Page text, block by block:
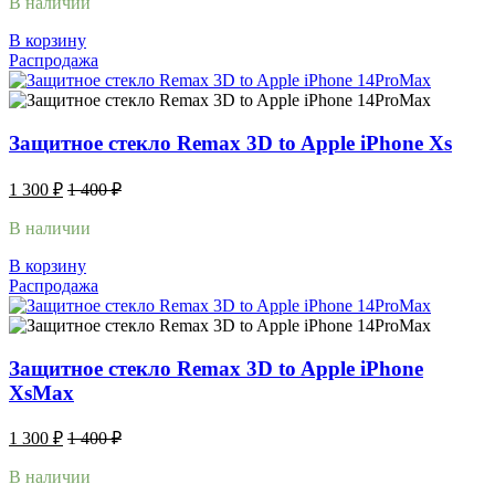
В корзину
Распродажа
Защитное стекло Remax 3D to Apple iPhone Xs
1 300 ₽ 1 400₽
В наличии
В корзину
Распродажа
Защитное стекло Remax 3D to Apple iPhone
XsMax
1 300 ₽ 1 400₽
В наличии